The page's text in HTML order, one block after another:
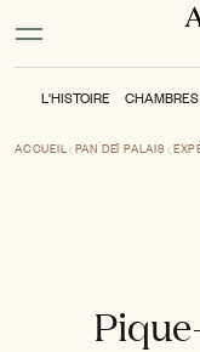
Activer le mode contraste
L'HISTOIRE
ACCUEIL PAN DEÏ PALAIS